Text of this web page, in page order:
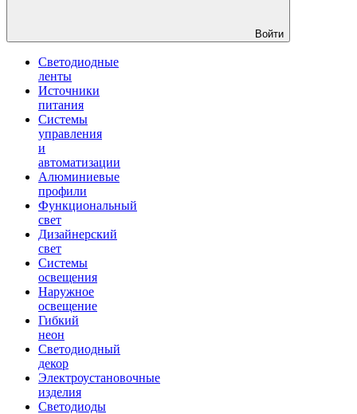
Войти
Светодиодные
ленты
Источники
питания
Системы
управления
и
автоматизации
Алюминиевые
профили
Функциональный
свет
Дизайнерский
свет
Системы
освещения
Наружное
освещение
Гибкий
неон
Светодиодный
декор
Электроустановочные
изделия
Светодиоды